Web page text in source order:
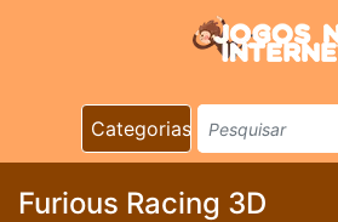
Categorias
Furious Racing 3D